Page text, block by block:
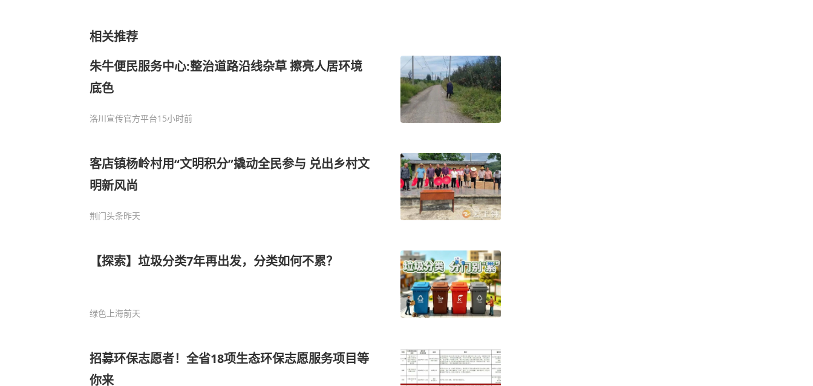
相关推荐
朱牛便民服务中心:整治道路沿线杂草 擦亮人居环境
底色
洛川宣传官方平台15小时前
客店镇杨岭村用“文明积分”撬动全民参与 兑出乡村文
明新风尚
荆门头条昨天
【探索】垃圾分类7年再出发，分类如何不累？
绿色上海前天
招募环保志愿者！全省18项生态环保志愿服务项目等
你来